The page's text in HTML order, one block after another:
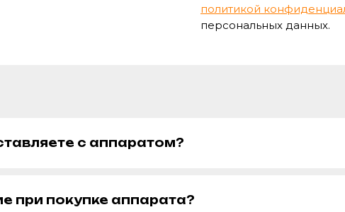
политикой
персональных данных.
с аппаратом?
при покупке аппарата?